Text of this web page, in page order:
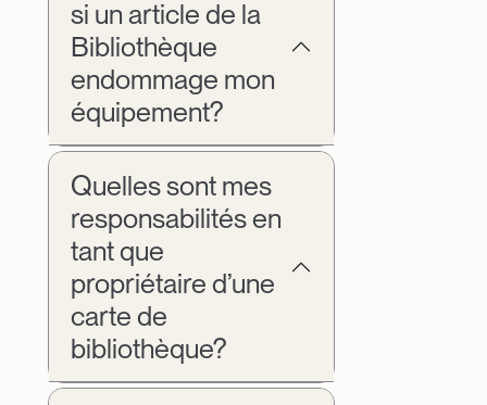
si un article de la
Bibliothèque
endommage mon
équipement?
Quelles sont mes
responsabilités en
tant que
propriétaire d’une
carte de
bibliothèque?